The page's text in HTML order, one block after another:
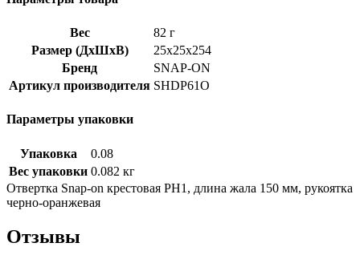
Вес
82 г
Размер (ДхШхВ)
25x25x254
Бренд
SNAP-ON
Артикул производителя SHDP61O
Параметры упаковки
Упаковка
0.08
Вес упаковки 0.082 кг
Отвертка Snap-on крестовая РН1, длина жала 150 мм, рукоятка
черно-оранжевая
Отзывы